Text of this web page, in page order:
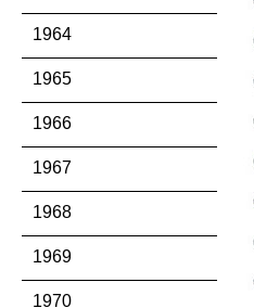
1964
1965
1966
1967
1968
1969
1970